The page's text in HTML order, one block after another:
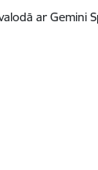
ar Gemini